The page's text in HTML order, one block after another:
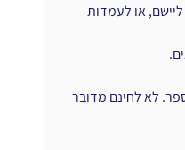
או לעמדות
לא לחינם מדובר